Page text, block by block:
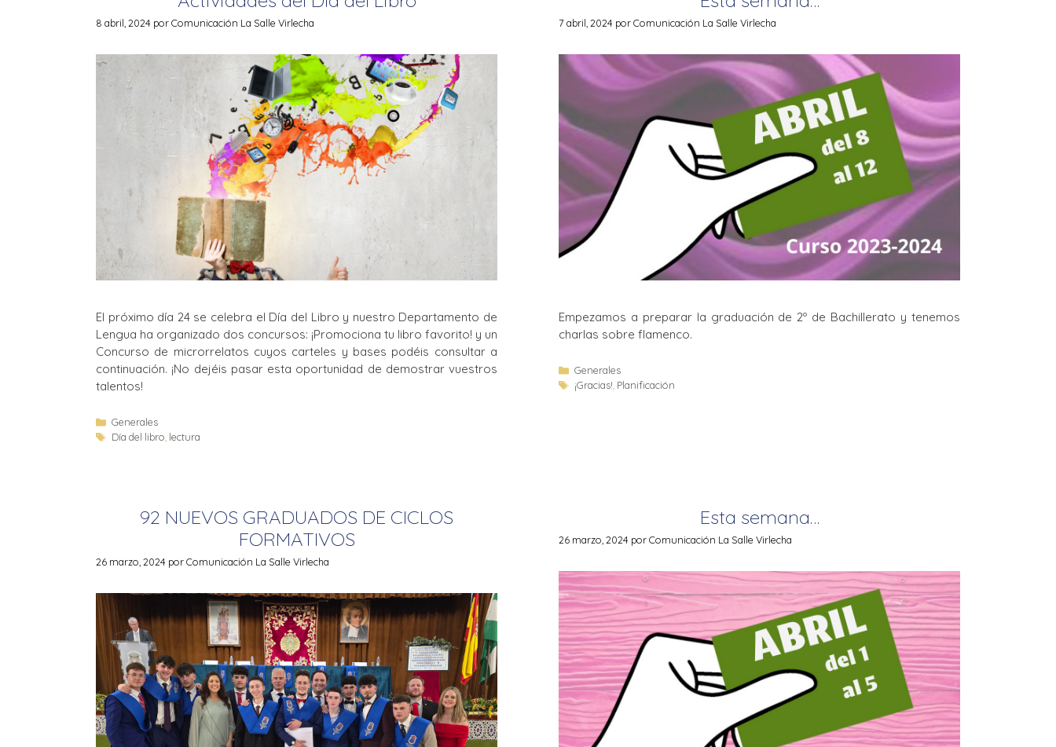
Vocación lasaliana
8 abril, 2024 porComunicación La Salle Virlecha
El próximo día 24 se celebra el Día del Libro y nuestro Departamento de
Lengua ha organizado dos concursos: ¡Promociona tu libro favorito! y un
Concurso de microrrelatos cuyos carteles y bases podéis consultar a
continuación. ¡No dejéis pasar esta oportunidad de demostrar vuestros
talentos!
Generales
Día del libro lectura
7 abril, 2024 porComunicación La Salle Virlecha
Empezamos a preparar la graduación de 2º de Bachillerato y tenemos
charlas sobre flamenco.
Generales
¡Gracias! Planificación
92 NUEVOS GRADUADOS DE CICLOS
FORMATIVOS
26 marzo, 2024 porComunicación La Salle Virlecha
Esta semana…
26 marzo, 2024 porComunicación La Salle Virlecha